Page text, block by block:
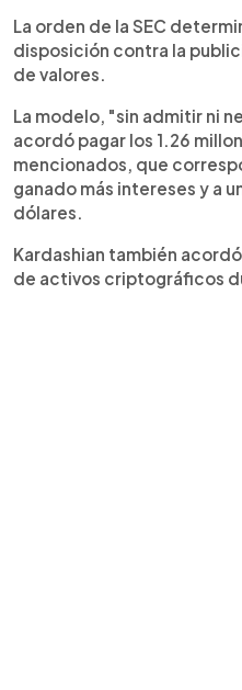
La orden de la SEC
disposición contra la
de valores.
La modelo, "sin admitir ni
acordó pagar los 1.26
mencionados, que
ganado más intereses y a
dólares.
Kardashian también
de activos criptográficos